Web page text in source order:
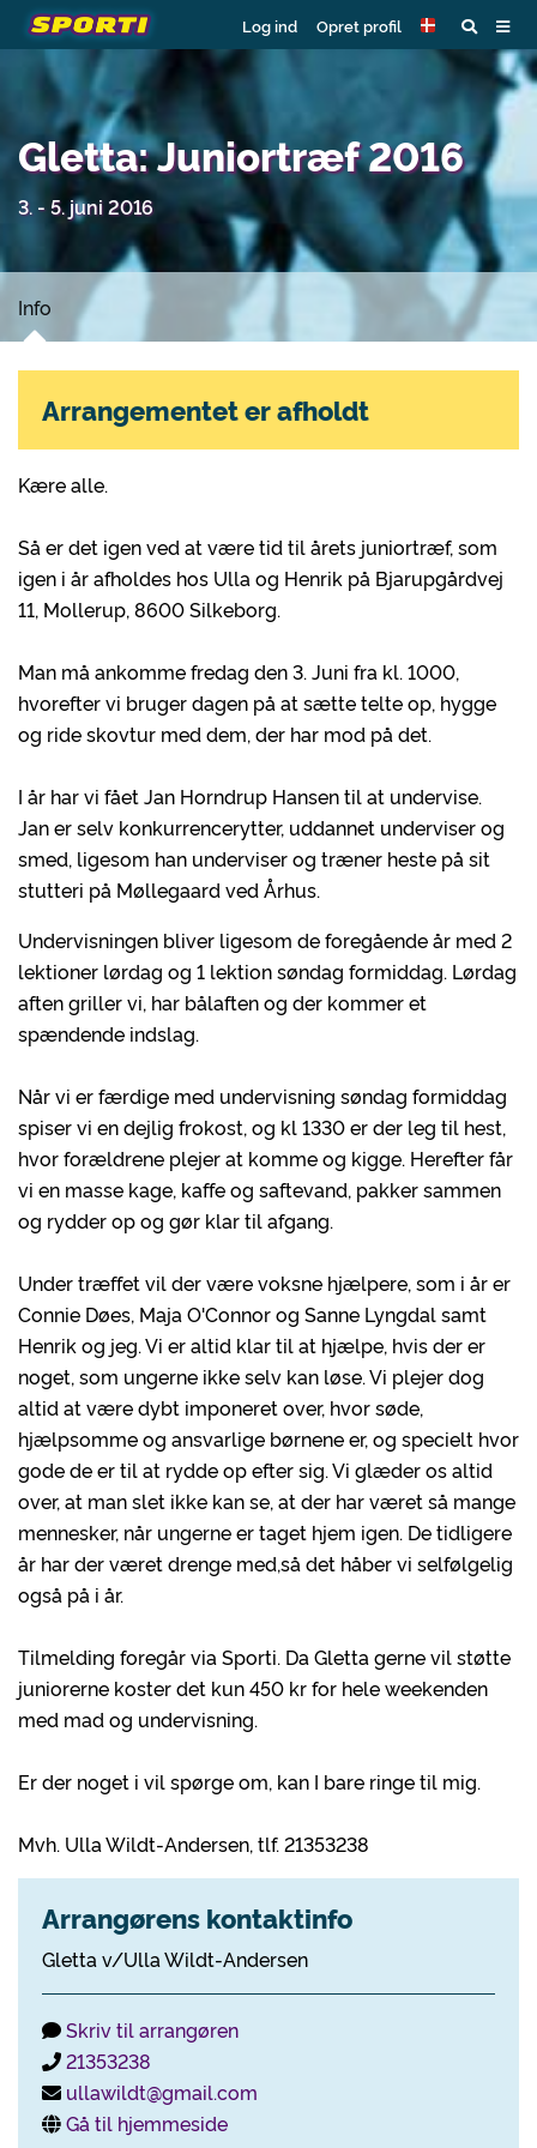
Log ind Opret profil
Gletta: Juniortræf 2016
3. - 5. juni 2016
Info
Kære alle.
Så er det igen ved at være tid til årets juniortræf, som
igen i år afholdes hos Ulla og Henrik på Bjarupgårdvej
11, Mollerup, 8600 Silkeborg.
Man må ankomme fredag den 3. Juni fra kl. 1000,
hvorefter vi bruger dagen på at sætte telte op, hygge
og ride skovtur med dem, der har mod på det.
I år har vi fået Jan Horndrup Hansen til at undervise.
Jan er selv konkurrencerytter, uddannet underviser og
smed, ligesom han underviser og træner heste på sit
stutteri på Møllegaard ved Århus.
Undervisningen bliver ligesom de foregående år med 2
lektioner lørdag og 1 lektion søndag formiddag. Lørdag
aften griller vi, har bålaften og der kommer et
spændende indslag.
Når vi er færdige med undervisning søndag formiddag
spiser vi en dejlig frokost, og kl 1330 er der leg til hest,
hvor forældrene plejer at komme og kigge. Herefter får
vi en masse kage, kaffe og saftevand, pakker sammen
og rydder op og gør klar til afgang.
Under træffet vil der være voksne hjælpere, som i år er
Connie Døes, Maja O'Connor og Sanne Lyngdal samt
Henrik og jeg. Vi er altid klar til at hjælpe, hvis der er
noget, som ungerne ikke selv kan løse. Vi plejer dog
altid at være dybt imponeret over, hvor søde,
hjælpsomme og ansvarlige børnene er, og specielt hvor
gode de er til at rydde op efter sig. Vi glæder os altid
over, at man slet ikke kan se, at der har været så mange
mennesker, når ungerne er taget hjem igen. De tidligere
år har der været drenge med,så det håber vi selfølgelig
også på i år.
Tilmelding foregår via Sporti. Da Gletta gerne vil støtte
juniorerne koster det kun 450 kr for hele weekenden
med mad og undervisning.
Er der noget i vil spørge om, kan I bare ringe til mig.
Mvh. Ulla Wildt-Andersen, tlf. 21353238
Arrangørens kontaktinfo
Gletta v/Ulla Wildt-Andersen
Skriv til arrangøren
21353238
ullawildt@gmail.com
Gå til hjemmeside
Arrangementet er afholdt